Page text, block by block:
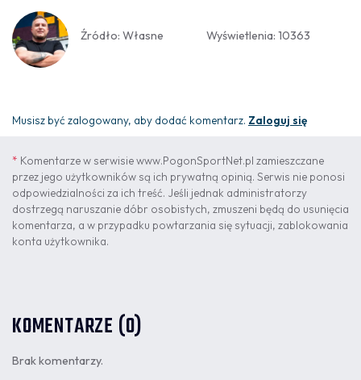
Źródło: Własne Wyświetlenia: 10363
Musisz być zalogowany, aby dodać komentarz. Zaloguj się
* Komentarze w serwisie www.PogonSportNet.pl zamieszczane
przez jego użytkowników są ich prywatną opinią. Serwis nie ponosi
odpowiedzialności za ich treść. Jeśli jednak administratorzy
dostrzegą naruszanie dóbr osobistych, zmuszeni będą do usunięcia
komentarza, a w przypadku powtarzania się sytuacji, zablokowania
konta użytkownika.
KOMENTARZE (0)
Brak komentarzy.